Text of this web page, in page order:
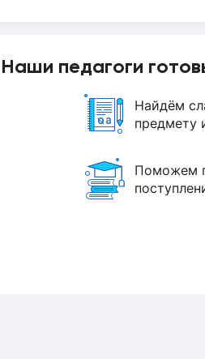
педагоги
Найдём
предмету
Поможем